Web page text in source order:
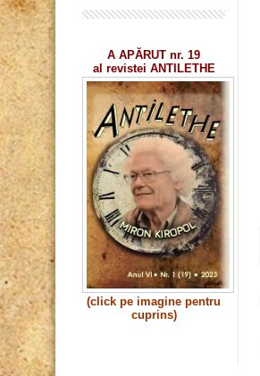
A APĂRUT nr. 19
al revistei ANTILETHE
(click pe imagine pentru
cuprins)